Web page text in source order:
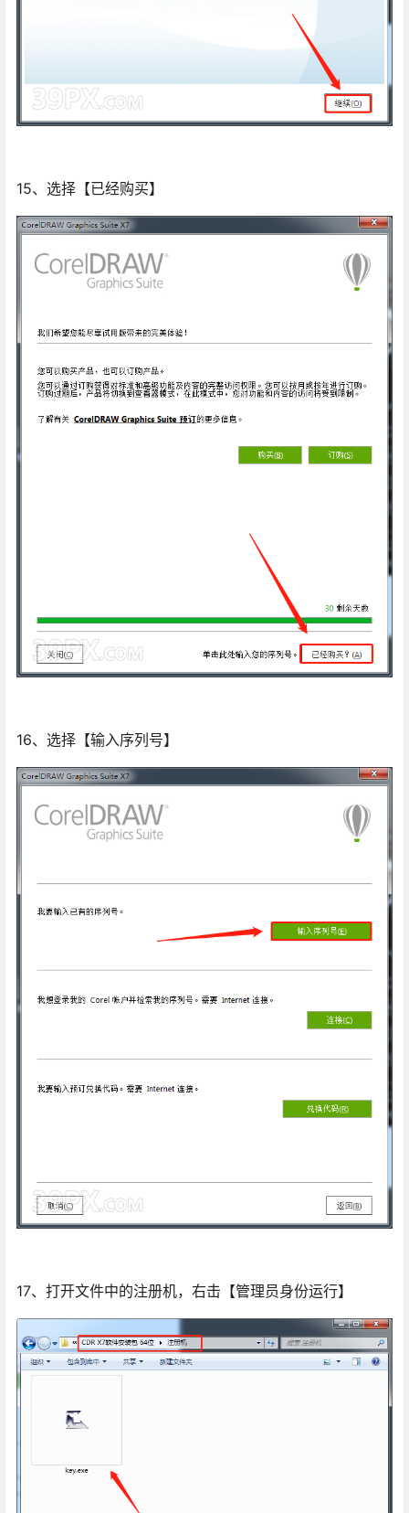
15、选择【已经购买】
16、选择【输入序列号】
17、打开文件中的注册机，右击【管理员身份运行】